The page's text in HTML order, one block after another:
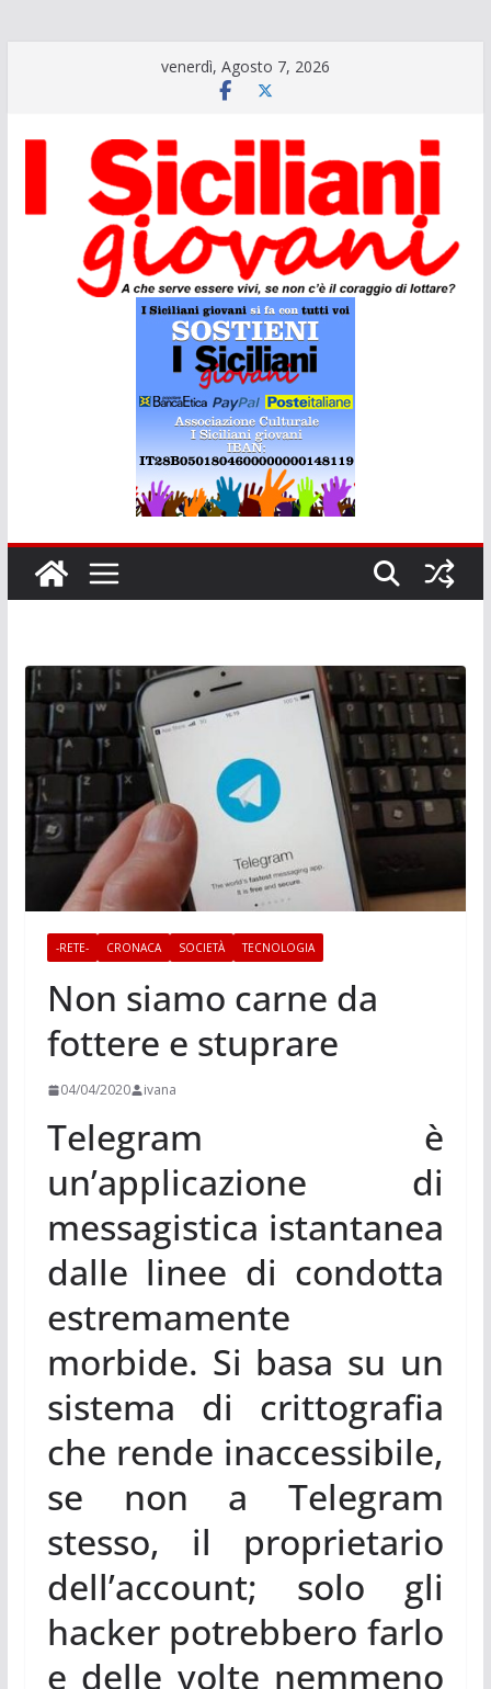
venerdì, Agosto 7, 2026
-RETE- CRONACA SOCIETÀ TECNOLOGIA
Non siamo carne da
fottere e stuprare
04/04/2020 ivana
Telegram è
un’applicazione di
messagistica istantanea
dalle linee di condotta
estremamente
morbide. Si basa su un
sistema di crittografia
che rende inaccessibile,
se non a Telegram
stesso, il proprietario
dell’account; solo gli
hacker potrebbero farlo
e delle volte nemmeno